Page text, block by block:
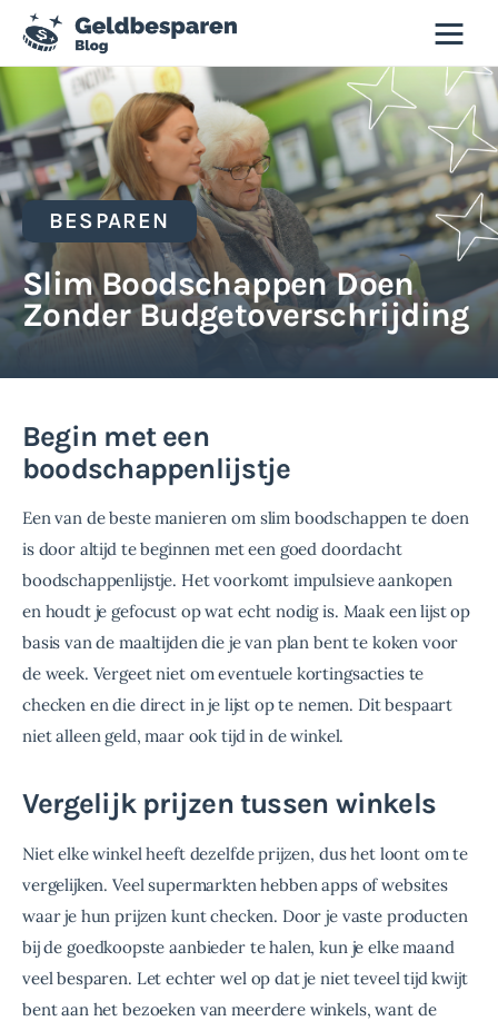
Geld besparen blog
Besparen
Budgettips
Duurzaamheid
Slim winkelen
Tweedehands
BESPAREN
Slim Boodschappen Doen
Zonder Budgetoverschrijding
Begin met een
boodschappenlijstje
Een van de beste manieren om slim boodschappen te doen
is door altijd te beginnen met een goed doordacht
boodschappenlijstje. Het voorkomt impulsieve aankopen
en houdt je gefocust op wat echt nodig is. Maak een lijst op
basis van de maaltijden die je van plan bent te koken voor
de week. Vergeet niet om eventuele kortingsacties te
checken en die direct in je lijst op te nemen. Dit bespaart
niet alleen geld, maar ook tijd in de winkel.
Vergelijk prijzen tussen winkels
Niet elke winkel heeft dezelfde prijzen, dus het loont om te
vergelijken. Veel supermarkten hebben apps of websites
waar je hun prijzen kunt checken. Door je vaste producten
bij de goedkoopste aanbieder te halen, kun je elke maand
veel besparen. Let echter wel op dat je niet teveel tijd kwijt
bent aan het bezoeken van meerdere winkels, want de